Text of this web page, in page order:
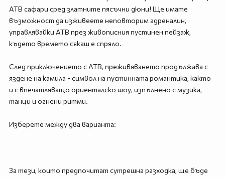
АТВ сафари сред златните пясъчни дюни! Ще имате
възможност да изживеете неповторим адреналин,
управлявайки АТВ през живописния пустинен пейзаж,
където времето сякаш е спряло.
След приключението с АТВ, преживяването продължава с
яздене на камила - символ на пустинната романтика, както
и с впечатляващо ориенталско шоу, изпълнено с музика,
танци и огнени ритми.
Изберете между два варианта:
За тези, които предпочитат сутрешна разходка, ще бъде